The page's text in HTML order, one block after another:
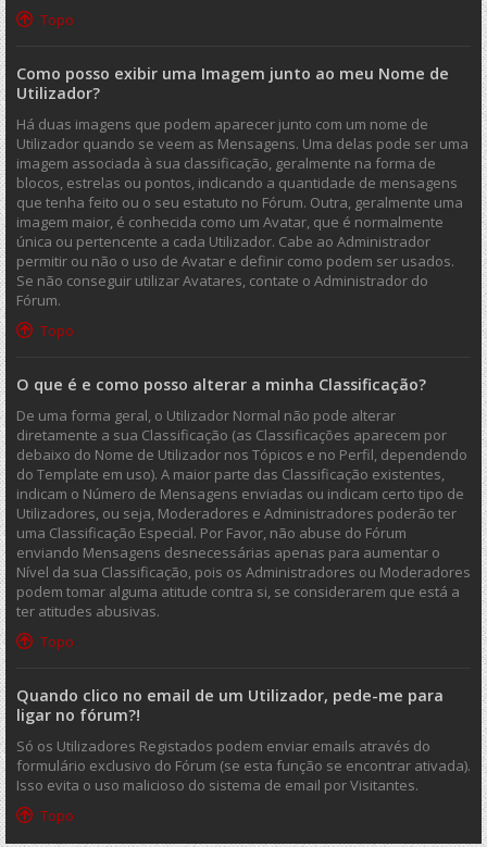
Topo
Como posso exibir uma Imagem junto ao meu Nome de
Utilizador?
Há duas imagens que podem aparecer junto com um nome de
Utilizador quando se veem as Mensagens. Uma delas pode ser uma
imagem associada à sua classificação, geralmente na forma de
blocos, estrelas ou pontos, indicando a quantidade de mensagens
que tenha feito ou o seu estatuto no Fórum. Outra, geralmente uma
imagem maior, é conhecida como um Avatar, que é normalmente
única ou pertencente a cada Utilizador. Cabe ao Administrador
permitir ou não o uso de Avatar e definir como podem ser usados.
Se não conseguir utilizar Avatares, contate o Administrador do
Fórum.
Topo
O que é e como posso alterar a minha Classificação?
De uma forma geral, o Utilizador Normal não pode alterar
diretamente a sua Classificação (as Classificações aparecem por
debaixo do Nome de Utilizador nos Tópicos e no Perfil, dependendo
do Template em uso). A maior parte das Classificação existentes,
indicam o Número de Mensagens enviadas ou indicam certo tipo de
Utilizadores, ou seja, Moderadores e Administradores poderão ter
uma Classificação Especial. Por Favor, não abuse do Fórum
enviando Mensagens desnecessárias apenas para aumentar o
Nível da sua Classificação, pois os Administradores ou Moderadores
podem tomar alguma atitude contra si, se considerarem que está a
ter atitudes abusivas.
Topo
Quando clico no email de um Utilizador, pede-me para
ligar no fórum?!
Só os Utilizadores Registados podem enviar emails através do
formulário exclusivo do Fórum (se esta função se encontrar ativada).
Isso evita o uso malicioso do sistema de email por Visitantes.
Topo